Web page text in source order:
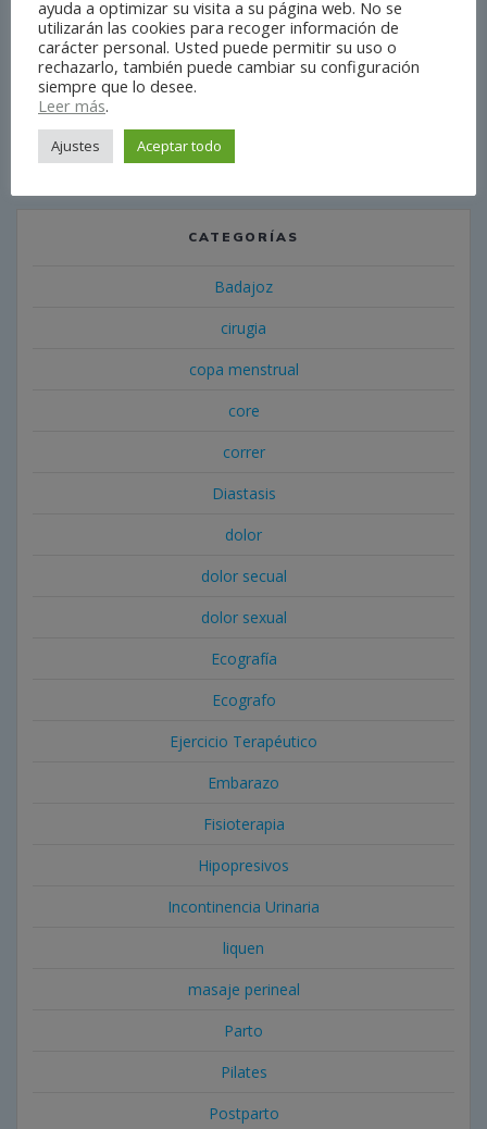
octubre 2021
septiembre 2021
mayo 2021
CATEGORÍAS
Badajoz
cirugia
copa menstrual
core
correr
Diastasis
dolor
dolor secual
dolor sexual
Ecografía
Ecografo
Ejercicio Terapéutico
Embarazo
Fisioterapia
Hipopresivos
Incontinencia Urinaria
liquen
masaje perineal
Parto
Pilates
Postparto
ayuda a optimizar su visita a su página web. No se
utilizarán las cookies para recoger información de
carácter personal. Usted puede permitir su uso o
rechazarlo, también puede cambiar su configuración
siempre que lo desee.
Leer más.
Ajustes Aceptar todo